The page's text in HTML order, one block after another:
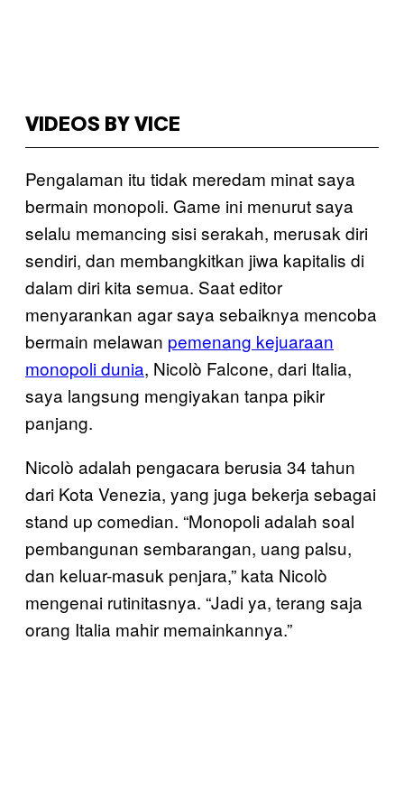
VIDEOS BY VICE
Pengalaman itu tidak meredam minat saya
bermain monopoli. Game ini menurut saya
selalu memancing sisi serakah, merusak diri
sendiri, dan membangkitkan jiwa kapitalis di
dalam diri kita semua. Saat editor
menyarankan agar saya sebaiknya mencoba
bermain melawan pemenang kejuaraan
monopoli dunia, Nicolò Falcone, dari Italia,
saya langsung mengiyakan tanpa pikir
panjang.
Nicolò adalah pengacara berusia 34 tahun
dari Kota Venezia, yang juga bekerja sebagai
stand up comedian. “Monopoli adalah soal
pembangunan sembarangan, uang palsu,
dan keluar-masuk penjara,” kata Nicolò
mengenai rutinitasnya. “Jadi ya, terang saja
orang Italia mahir memainkannya.”